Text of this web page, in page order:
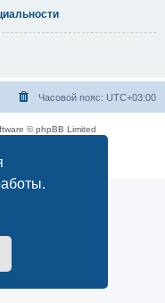
Часовой пояс: UTC+03:00
© phpBB Limited